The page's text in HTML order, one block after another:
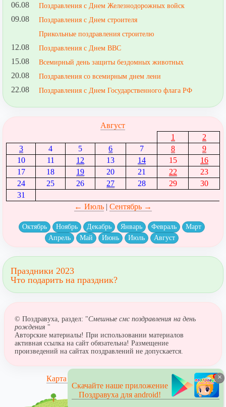
06.08 Поздравления с Днем Железнодорожных войск
09.08
Поздравления с Днем строителя
Прикольные поздравления строителю
12.08 Поздравления с Днем ВВС
15.08 Всемирный день защиты бездомных животных
20.08 Поздравления со всемирным днем лени
22.08 Поздравления с Днем Государственного флага РФ
Август
1
2
3
4 5 6 7 8
9
10
11 12 13 14 15
16
17
18 19 20 21 22
23
24
25 26 27 28 29
30
31
← Июль| Сентябрь →
Октябрь Ноябрь Декабрь Январь Февраль
Март
Апрель
Май Июнь Июль Август
Праздники 2023
Что подарить на праздник?
© Поздравуха, раздел: "Смешные смс поздравления на день
рождения "
Авторские материалы! При использовании материалов
активная ссылка на сайт обязательна! Размещение
произведений на сайтах поздравлений не допускается.
Карта сайта
×
Скачайте наше приложение
Поздравуха для android!